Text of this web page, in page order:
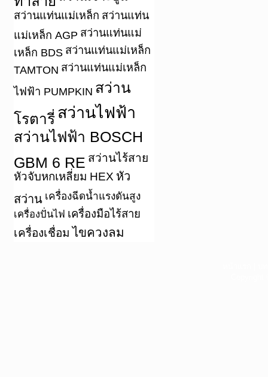
สว่านแท่นแม่เหล็ก สว่านแท่น
แม่เหล็ก AGP สว่านแท่นแม่
เหล็ก BDS สว่านแท่นแม่เหล็ก
TAMTON สว่านแท่นแม่เหล็ก
ไฟฟ้า PUMPKIN สว่าน
โรตารี่ สว่านไฟฟ้า
สว่านไฟฟ้า BOSCH
GBM 6 RE สว่านไร้สาย
หัวจับหกเหลี่ยม HEX หัว
สว่าน เครื่องฉีดน้ำแรงดันสูง
เครื่องปั่นไฟ เครื่องมือไร้สาย
เครื่องเชื่อม ไขควงลม